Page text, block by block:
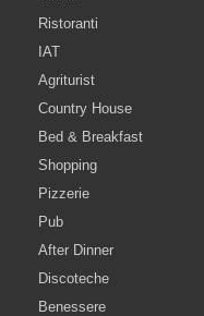
Ristoranti
IAT
Agriturist
Country House
Bed & Breakfast
Shopping
Pizzerie
Pub
After Dinner
Discoteche
Benessere